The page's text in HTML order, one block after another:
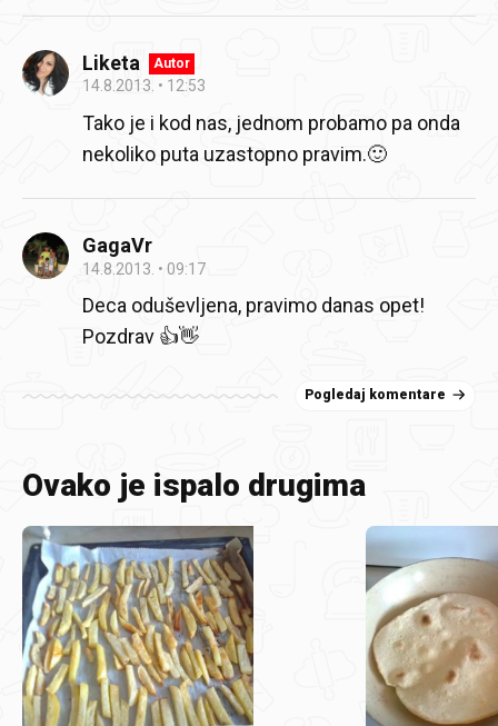
Liketa Autor
14.8.2013. 12:53
Tako je i kod nas, jednom probamo pa onda
nekoliko puta uzastopno pravim.🙂
GagaVr
14.8.2013. 09:17
Deca oduševljena, pravimo danas opet!
Pozdrav 👍👋
Pogledaj komentare
Ovako je ispalo drugima